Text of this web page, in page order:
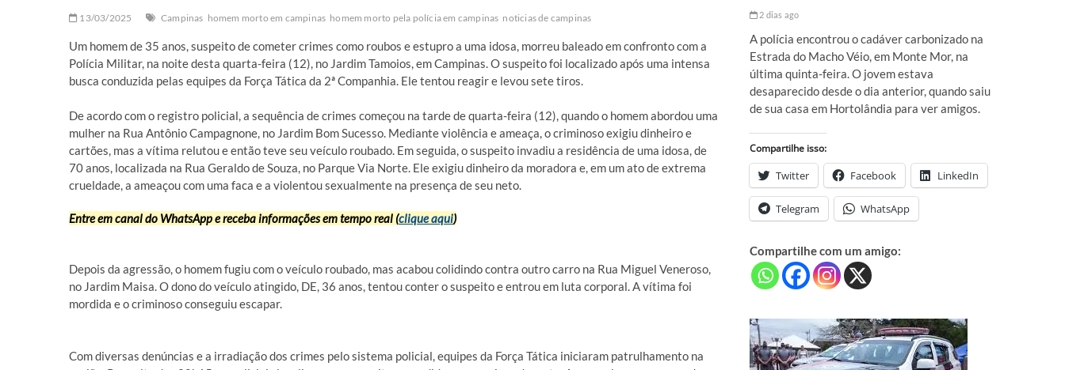
13/03/2025 Campinas homem morto em campinas homem morto pela polícia em campinas noticias de campinas
Um homem de 35 anos, suspeito de cometer crimes como roubos e estupro a uma idosa, morreu baleado em confronto com a
Polícia Militar, na noite desta quarta-feira (12), no Jardim Tamoios, em Campinas. O suspeito foi localizado após uma intensa
busca conduzida pelas equipes da Força Tática da 2ª Companhia. Ele tentou reagir e levou sete tiros.
De acordo com o registro policial, a sequência de crimes começou na tarde de quarta-feira (12), quando o homem abordou uma
mulher na Rua Antônio Campagnone, no Jardim Bom Sucesso. Mediante violência e ameaça, o criminoso exigiu dinheiro e
cartões, mas a vítima relutou e então teve seu veículo roubado. Em seguida, o suspeito invadiu a residência de uma idosa, de
70 anos, localizada na Rua Geraldo de Souza, no Parque Via Norte. Ele exigiu dinheiro da moradora e, em um ato de extrema
crueldade, a ameaçou com uma faca e a violentou sexualmente na presença de seu neto.
Entre em canal do WhatsApp e receba informações em tempo real (clique aqui)
Depois da agressão, o homem fugiu com o veículo roubado, mas acabou colidindo contra outro carro na Rua Miguel Veneroso,
no Jardim Maisa. O dono do veículo atingido, DE, 36 anos, tentou conter o suspeito e entrou em luta corporal. A vítima foi
mordida e o criminoso conseguiu escapar.
Com diversas denúncias e a irradiação dos crimes pelo sistema policial, equipes da Força Tática iniciaram patrulhamento na
2 dias ago
A polícia encontrou o cadáver carbonizado na
Estrada do Macho Véio, em Monte Mor, na
última quinta-feira. O jovem estava
desaparecido desde o dia anterior, quando saiu
de sua casa em Hortolândia para ver amigos.
Compartilhe isso:
Twitter Facebook LinkedIn
Telegram WhatsApp
Compartilhe com um amigo: